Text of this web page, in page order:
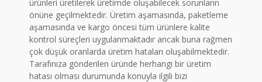
ürünleri üretilerek üretimde oluşabilecek sorunların
önüne geçilmektedir. Üretim aşamasında, paketleme
aşamasında ve kargo öncesi tüm ürünlere kalite
kontrol süreçleri uygulanmaktadır ancak buna rağmen
çok düşük oranlarda üretim hataları oluşabilmektedir.
Tarafınıza gönderilen üründe herhangi bir üretim
hatası olması durumunda konuyla ilgili bizi